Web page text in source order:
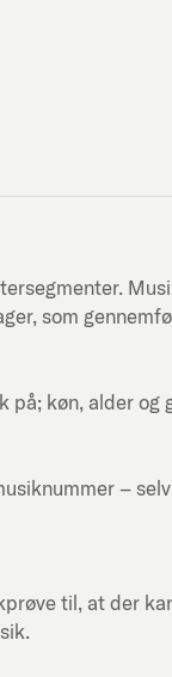
som
køn, alder og
–
til, at der